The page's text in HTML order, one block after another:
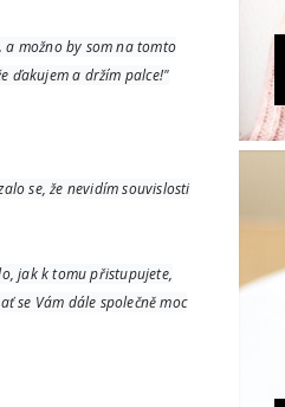
možno by som na tomto
ďakujem a držím palce!"
se, že nevidím souvislosti
jak k tomu přistupujete,
se Vám dále společně moc